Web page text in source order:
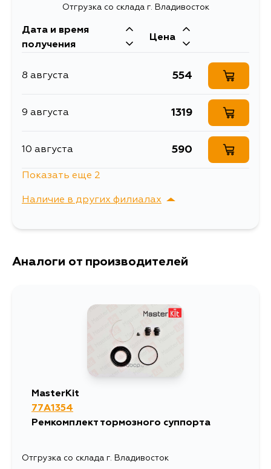
Длина упаковки, мм 70
Масса, кг 0.03573
Описание Ремкомплект суппорта
Mitsubishi
Кузов Двигатель
CU2W, CU4W, CU5W, CR5W, CS1A,
CS5A, CS5W, CS6W
4G69, 4G64,
4G94, 4G18
Отгрузка со склада г. Владивосток
Дата и время
получения
Цена
8 августа 554
9 августа 1319
10 августа 590
Показать еще 2
Наличие в других филиалах
г. Владивосток,
Аналоги от производителей
MasterKit
77A1354
Ремкомплект тормозного суппорта
Отгрузка со склада г. Владивосток